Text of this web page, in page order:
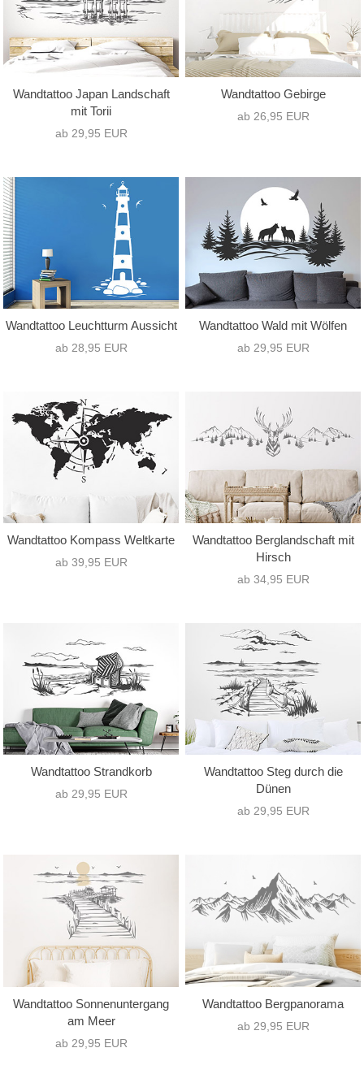
Wandtattoo Japan Landschaft
mit Torii
ab 29,95 EUR
Wandtattoo Gebirge
ab 26,95 EUR
Wandtattoo Leuchtturm Aussicht
ab 28,95 EUR
Wandtattoo Wald mit Wölfen
ab 29,95 EUR
Wandtattoo Kompass Weltkarte
ab 39,95 EUR
Wandtattoo Berglandschaft mit
Hirsch
ab 34,95 EUR
Wandtattoo Strandkorb
ab 29,95 EUR
Wandtattoo Steg durch die
Dünen
ab 29,95 EUR
Wandtattoo Sonnenuntergang
am Meer
ab 29,95 EUR
Wandtattoo Bergpanorama
ab 29,95 EUR